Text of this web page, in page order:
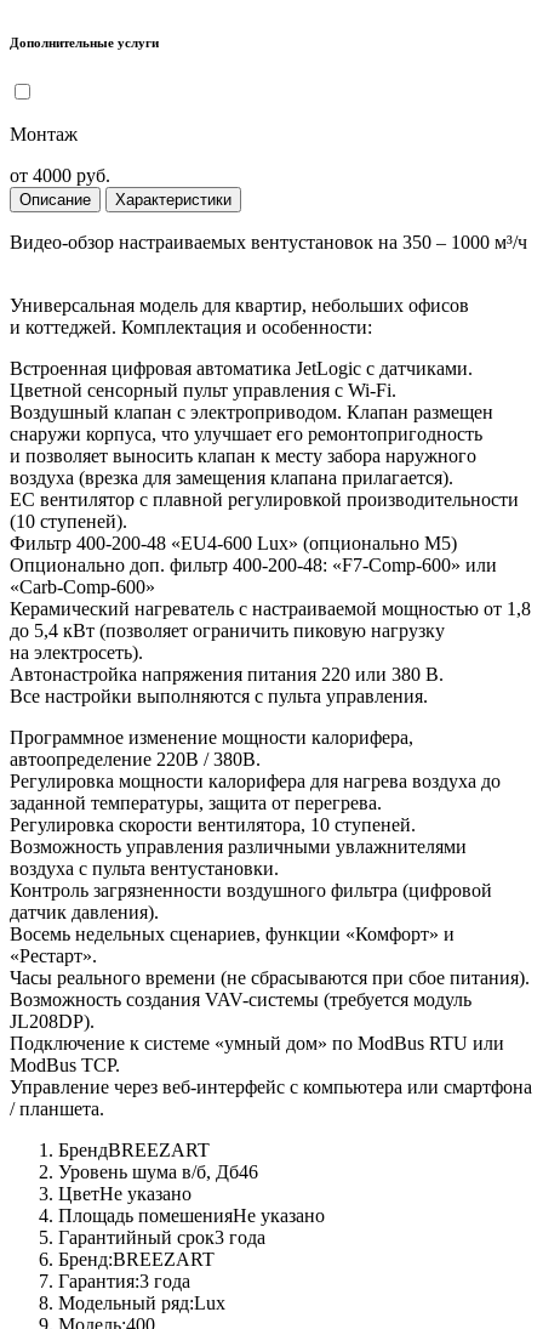
Дополнительные услуги
Монтаж
от 4000 руб.
Описание Характеристики
Видео-обзор настраиваемых вентустановок на 350 – 1000 м³/ч
Универсальная модель для квартир, небольших офисов
и коттеджей. Комплектация и особенности:
Встроенная цифровая автоматика JetLogic с датчиками.
Цветной сенсорный пульт управления с Wi-Fi.
Воздушный клапан с электроприводом. Клапан размещен
снаружи корпуса, что улучшает его ремонтопригодность
и позволяет выносить клапан к месту забора наружного
воздуха (врезка для замещения клапана прилагается).
EC вентилятор с плавной регулировкой производительности
(10 ступеней).
Фильтр 400-200-48 «EU4-600 Lux» (опционально M5)
Опционально доп. фильтр 400-200-48: «F7-Comp-600» или
«Carb-Comp-600»
Керамический нагреватель с настраиваемой мощностью от 1,8
до 5,4 кВт (позволяет ограничить пиковую нагрузку
на электросеть).
Автонастройка напряжения питания 220 или 380 В.
Все настройки выполняются с пульта управления.
Программное изменение мощности калорифера,
автоопределение 220В / 380В.
Регулировка мощности калорифера для нагрева воздуха до
заданной температуры, защита от перегрева.
Регулировка скорости вентилятора, 10 ступеней.
Возможность управления различными увлажнителями
воздуха с пульта вентустановки.
Контроль загрязненности воздушного фильтра (цифровой
датчик давления).
Восемь недельных сценариев, функции «Комфорт» и
«Рестарт».
Часы реального времени (не сбрасываются при сбое питания).
Возможность создания VAV-системы (требуется модуль
JL208DP).
Подключение к системе «умный дом» по ModBus RTU или
ModBus TCP.
Управление через веб-интерфейс с компьютера или смартфона
/ планшета.
БрендBREEZART
Уровень шума в/б, Дб46
ЦветНе указано
Площадь помешенияНе указано
Гарантийный срок3 года
Бренд:BREEZART
Гарантия:3 года
Модельный ряд:Lux